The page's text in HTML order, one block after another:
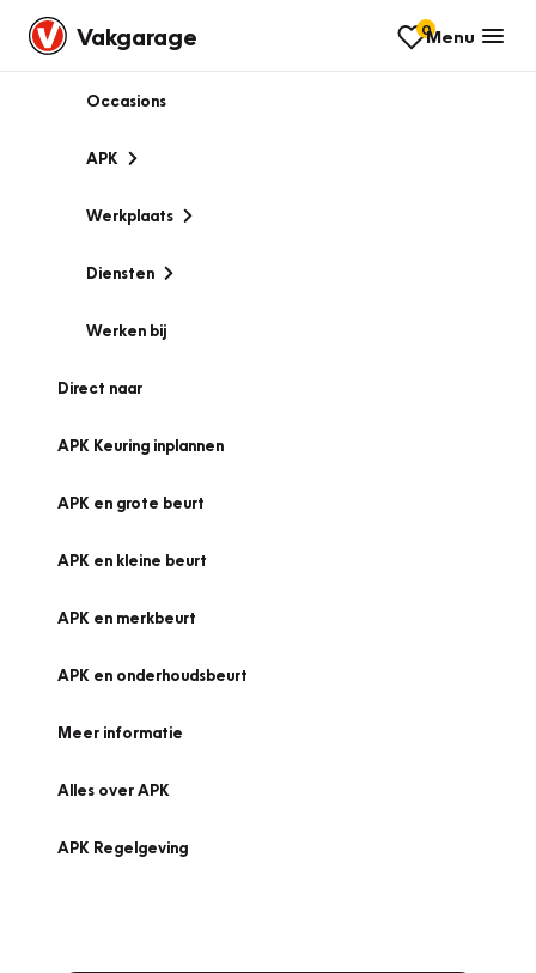
Vakgarage 0Menu
Occasions
APK
Werkplaats
Diensten
Werken bij
Direct naar
APK Keuring inplannen
APK en grote beurt
APK en kleine beurt
APK en merkbeurt
APK en onderhoudsbeurt
Meer informatie
Alles over APK
APK Regelgeving